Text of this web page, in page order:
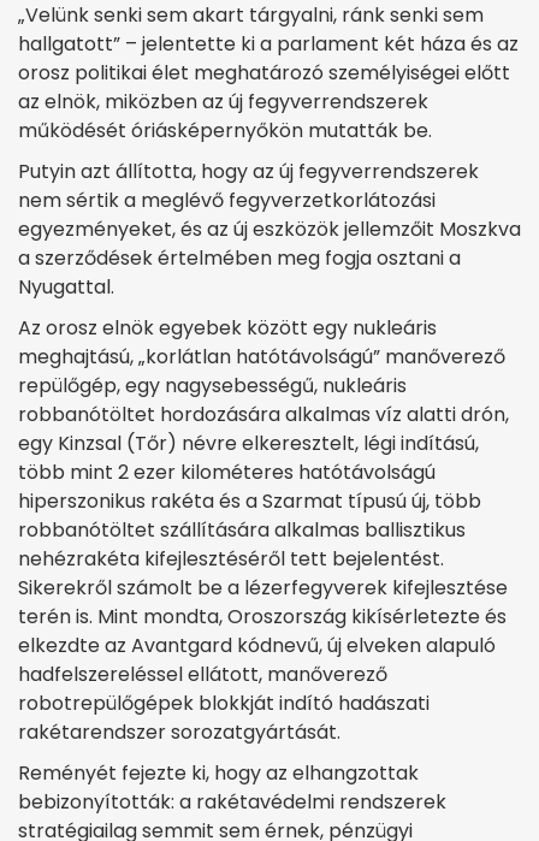
„Velünk senki sem akart tárgyalni, ránk senki sem
hallgatott” – jelentette ki a parlament két háza és az
orosz politikai élet meghatározó személyiségei előtt
az elnök, miközben az új fegyverrendszerek
működését óriásképernyőkön mutatták be.
Putyin azt állította, hogy az új fegyverrendszerek
nem sértik a meglévő fegyverzetkorlátozási
egyezményeket, és az új eszközök jellemzőit Moszkva
a szerződések értelmében meg fogja osztani a
Nyugattal.
Az orosz elnök egyebek között egy nukleáris
meghajtású, „korlátlan hatótávolságú” manőverező
repülőgép, egy nagysebességű, nukleáris
robbanótöltet hordozására alkalmas víz alatti drón,
egy Kinzsal (Tőr) névre elkeresztelt, légi indítású,
több mint 2 ezer kilométeres hatótávolságú
hiperszonikus rakéta és a Szarmat típusú új, több
robbanótöltet szállítására alkalmas ballisztikus
nehézrakéta kifejlesztéséről tett bejelentést.
Sikerekről számolt be a lézerfegyverek kifejlesztése
terén is. Mint mondta, Oroszország kikísérletezte és
elkezdte az Avantgard kódnevű, új elveken alapuló
hadfelszereléssel ellátott, manőverező
robotrepülőgépek blokkját indító hadászati
rakétarendszer sorozatgyártását.
Reményét fejezte ki, hogy az elhangzottak
bebizonyították: a rakétavédelmi rendszerek
stratégiailag semmit sem érnek, pénzügyi